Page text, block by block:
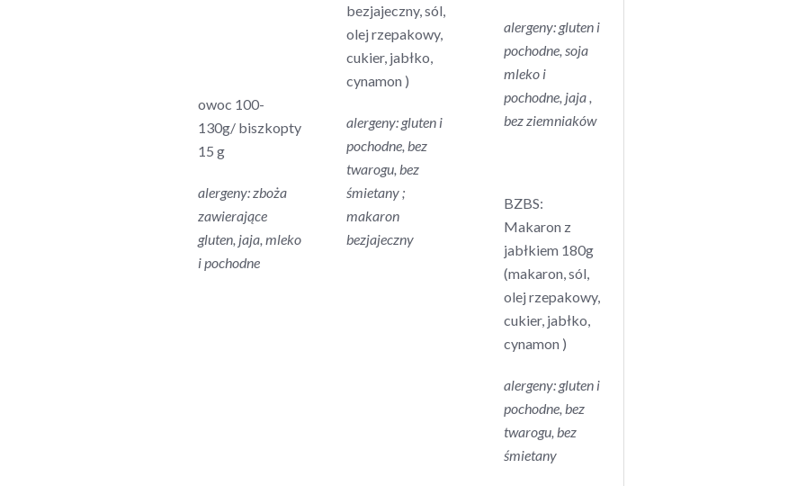
owoc 100-
130g/ biszkopty
15 g
alergeny: zboża
zawierające
gluten, jaja, mleko
i pochodne
bezjajeczny, sól,
olej rzepakowy,
cukier, jabłko,
cynamon )
alergeny: gluten i
pochodne, bez
twarogu, bez
śmietany ;
makaron
bezjajeczny
alergeny: gluten i
pochodne, soja
mleko i
pochodne, jaja ,
bez ziemniaków
BZBS:
Makaron z
jabłkiem 180g
(makaron, sól,
olej rzepakowy,
cukier, jabłko,
cynamon )
alergeny: gluten i
pochodne, bez
twarogu, bez
śmietany